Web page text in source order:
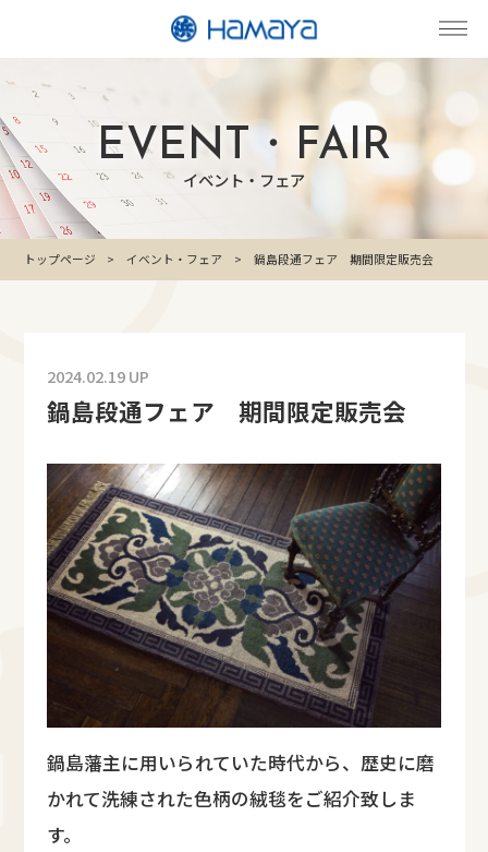
EVENT・FAIR
イベント・フェア
トップページ イベント・フェア 鍋島段通フェア 期間限定販売会
2024.02.19 UP
鍋島段通フェア 期間限定販売会
鍋島藩主に用いられていた時代から、歴史に磨
かれて洗練された色柄の絨毯をご紹介致しま
す。